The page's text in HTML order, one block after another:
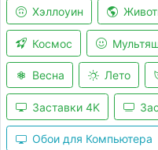
Хэллоуин
Космос
Весна Лето
Заставки 4K
Обои для Компьютера